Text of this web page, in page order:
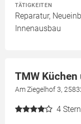
TÄTIGKEITEN
Reparatur,
Innenausbau
TMW
Am Ziegelhof 3,
4